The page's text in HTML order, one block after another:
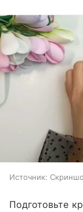
Источник:
Подготовьте